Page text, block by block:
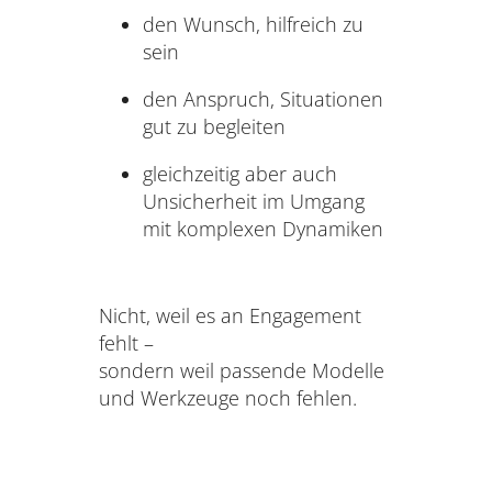
den Wunsch, hilfreich zu
sein
den Anspruch, Situationen
gut zu begleiten
gleichzeitig aber auch
Unsicherheit im Umgang
mit komplexen Dynamiken
Nicht, weil es an Engagement
fehlt –
sondern weil passende Modelle
und Werkzeuge noch fehlen.